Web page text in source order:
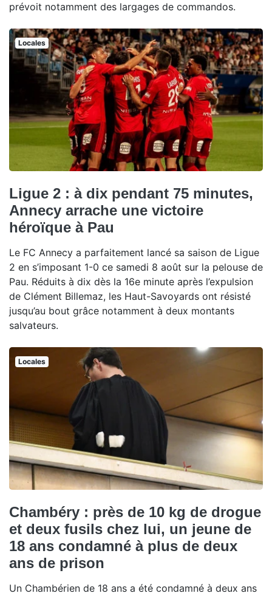
prévoit notamment des largages de commandos.
Locales
Ligue 2 : à dix pendant 75 minutes,
Annecy arrache une victoire
héroïque à Pau
Le FC Annecy a parfaitement lancé sa saison de Ligue
2 en s’imposant 1-0 ce samedi 8 août sur la pelouse de
Pau. Réduits à dix dès la 16e minute après l’expulsion
de Clément Billemaz, les Haut-Savoyards ont résisté
jusqu’au bout grâce notamment à deux montants
salvateurs.
Locales
Chambéry : près de 10 kg de drogue
et deux fusils chez lui, un jeune de
18 ans condamné à plus de deux
ans de prison
Un Chambérien de 18 ans a été condamné à deux ans